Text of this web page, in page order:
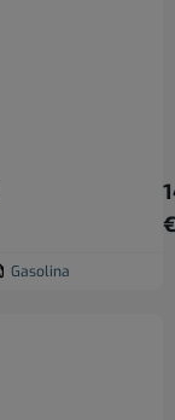
Gasolina